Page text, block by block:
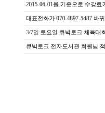
2015-06-01을 기준으로 수강
대표전화가 070-4897-5487 바
3/7일 토요일 큐빅토크 체육대
큐빅토크 전자도서관 회원님